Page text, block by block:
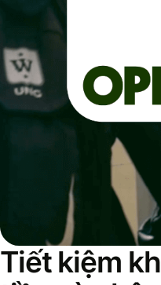
Tiết kiệm